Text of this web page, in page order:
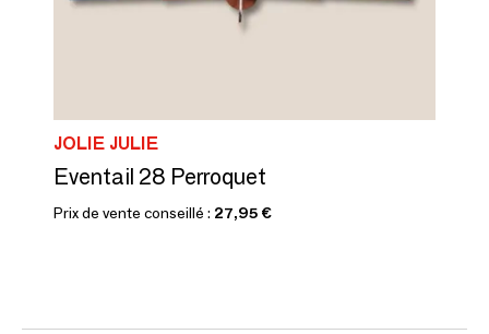
JOLIE JULIE
Eventail 28 Perroquet
Prix de vente conseillé : 27,95 €